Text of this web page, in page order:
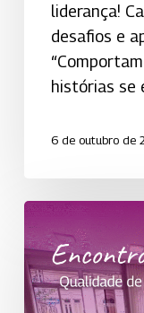
liderança!
desafios e
histórias se
6 de outubro de
com
Colaboradores
da